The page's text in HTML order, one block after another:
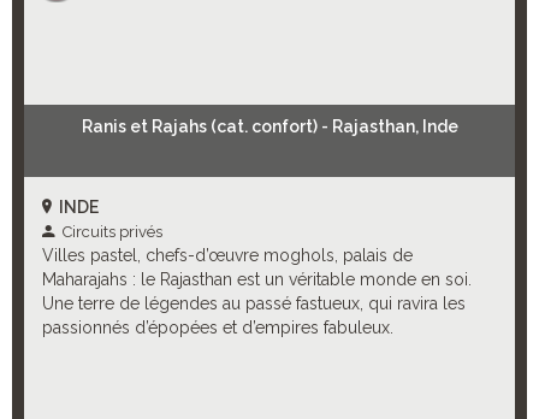
Ranis et Rajahs (cat. confort) - Rajasthan, Inde
INDE
Circuits privés
Villes pastel, chefs-d’œuvre moghols, palais de
Maharajahs : le Rajasthan est un véritable monde en soi.
Une terre de légendes au passé fastueux, qui ravira les
passionnés d’épopées et d’empires fabuleux.